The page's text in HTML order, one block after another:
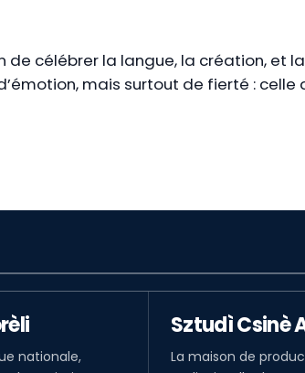
de célébrer la langue, la création, et
mais surtout de fierté : celle
nationale,
Sztudì Csinè
La maison de